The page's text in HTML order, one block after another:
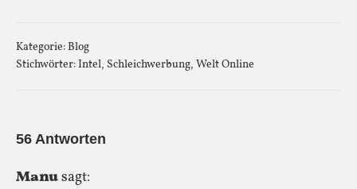
Kategorie:Blog
Stichwörter:Intel, Schleichwerbung, Welt Online
56 Antworten
Manusagt: